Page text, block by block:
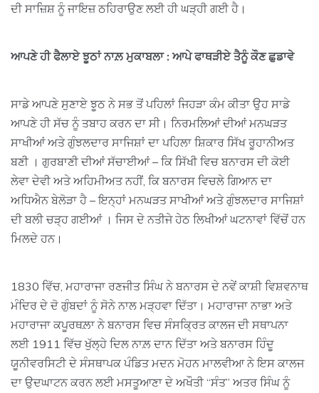
ਦੀ ਸਾਜ਼ਿਸ਼ ਨੂੰ ਜਾਇਜ਼ ਠਹਿਰਾਉਣ ਲਈ ਹੀ ਘੜ੍ਹੀ ਗਈ ਹੈ।
ਆਪਣੇ ਹੀ ਫੈਲਾਏ ਝੂਠਾਂ ਨਾਲ਼ ਮੁਕਾਬਲਾ : ਆਪੇ ਫਾਥੜੀਏ ਤੈਨੂੰ ਕੌਣ ਛੁਡਾਵੇ
ਸਾਡੇ ਆਪਣੇ ਸੁਣਾਏ ਝੂਠ ਨੇ ਸਭ ਤੋਂ ਪਹਿਲਾਂ ਜਿਹੜਾ ਕੰਮ ਕੀਤਾ ਉਹ ਸਾਡੇ
ਆਪਣੇ ਹੀ ਸੱਚ ਨੂੰ ਤਬਾਹ ਕਰਨ ਦਾ ਸੀ। ਨਿਰਮਲਿਆਂ ਦੀਆਂ ਮਨਘੜਤ
ਸਾਖੀਆਂ ਅਤੇ ਗੁੰਝਲਦਾਰ ਸਾਜਿਸ਼ਾਂ ਦਾ ਪਹਿਲਾ ਸ਼ਿਕਾਰ ਸਿੱਖ ਰੂਹਾਨੀਅਤ
ਬਣੀ । ਗੁਰਬਾਣੀ ਦੀਆਂ ਸੱਚਾਈਆਂ – ਕਿ ਸਿੱਖੀ ਵਿਚ ਬਨਾਰਸ ਦੀ ਕੋਈ
ਲੇਵਾ ਦੇਵੀ ਅਤੇ ਅਹਿਮੀਅਤ ਨਹੀਂ, ਕਿ ਬਨਾਰਸ ਵਿਚਲੇ ਗਿਆਨ ਦਾ
ਅਧਿਐਨ ਬੇਲੋੜਾ ਹੈ – ਇਨ੍ਹਾਂ ਮਨਘੜਤ ਸਾਖੀਆਂ ਅਤੇ ਗੁੰਝਲਦਾਰ ਸਾਜਿਸ਼ਾਂ
ਦੀ ਬਲੀ ਚੜ੍ਹ ਗਈਆਂ । ਜਿਸ ਦੇ ਨਤੀਜੇ ਹੇਠ ਲਿਖੀਆਂ ਘਟਨਾਵਾਂ ਵਿੱਚੋਂ ਹਨ
ਮਿਲਦੇ ਹਨ।
1830 ਵਿੱਚ, ਮਹਾਰਾਜਾ ਰਣਜੀਤ ਸਿੰਘ ਨੇ ਬਨਾਰਸ ਦੇ ਨਵੇਂ ਕਾਸ਼ੀ ਵਿਸ਼ਵਨਾਥ
ਮੰਦਿਰ ਦੇ ਦੋ ਗੁੰਬਦਾਂ ਨੂੰ ਸੋਨੇ ਨਾਲ ਮੜ੍ਹਵਾ ਦਿੱਤਾ। ਮਹਾਰਾਜਾ ਨਾਭਾ ਅਤੇ
ਮਹਾਰਾਜਾ ਕਪੂਰਥਲ਼ਾ ਨੇ ਬਨਾਰਸ ਵਿਚ ਸੰਸਕ੍ਰਿਤ ਕਾਲਜ ਦੀ ਸਥਾਪਨਾ
ਲਈ 1911 ਵਿੱਚ ਖੁੱਲ੍ਹੇ ਦਿਲ ਨਾਲ਼ ਦਾਨ ਦਿੱਤਾ ਅਤੇ ਬਨਾਰਸ ਹਿੰਦੂ
ਯੂਨੀਵਰਸਿਟੀ ਦੇ ਸੰਸਥਾਪਕ ਪੰਡਿਤ ਮਦਨ ਮੋਹਨ ਮਾਲਵੀਆ ਨੇ ਇਸ ਕਾਲਜ
ਦਾ ਉਦਘਾਟਨ ਕਰਨ ਲਈ ਮਸਤੂਆਣਾ ਦੇ ਅਖੌਤੀ “ਸੰਤ” ਅਤਰ ਸਿੰਘ ਨੂੰ